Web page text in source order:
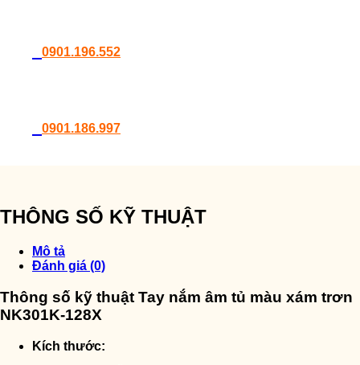
0901.196.552
0901.186.997
THÔNG SỐ KỸ THUẬT
Mô tả
Đánh giá (0)
Thông số kỹ thuật Tay nắm âm tủ màu xám trơn
NK301K-128X
Kích thước: